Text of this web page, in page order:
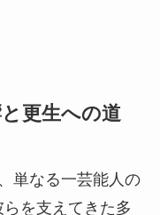
更生への道
単なる一芸能人の
を支えてきた多